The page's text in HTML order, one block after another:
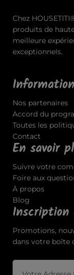
Chez
produits de
meilleure
exceptionnels.
Nos partenaires
Accord du
Toutes les
Contact
En savoir
Suivre votre
Foire aux
À propos
Blog
Promotions,
dans votre boîte